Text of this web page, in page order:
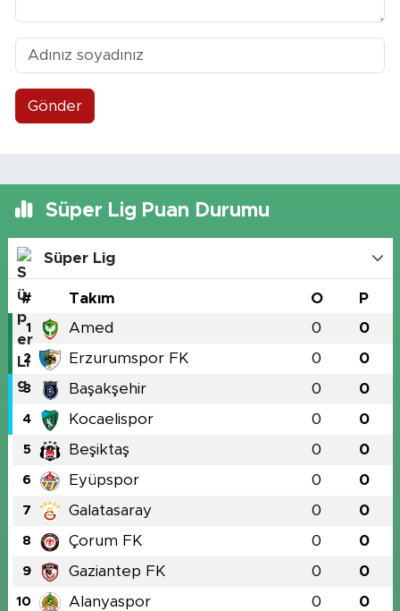
Gönder
Süper Lig Puan Durumu
Süper Lig
# Takım O P
1 Amed 0 0
2 Erzurumspor FK 0 0
3 Başakşehir 0 0
4 Kocaelispor 0 0
5 Beşiktaş 0 0
6 Eyüpspor 0 0
7 Galatasaray 0 0
8 Çorum FK 0 0
9 Gaziantep FK 0 0
10 Alanyaspor 0 0